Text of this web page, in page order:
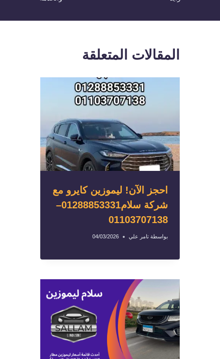
المقالات المتعلقة
احجز الآن! ليموزين كايرو مع
شركة سلام01288853331–
01103707138
بواسطة تامر علي 04/03/2026